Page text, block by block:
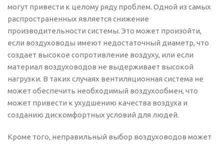
могут привести к целому ряду проблем. Одной из самых
распространенных является снижение
производительности системы. Это может произойти,
если воздуховоды имеют недостаточный диаметр, что
создает высокое сопротивление воздуху, или если
материал воздуховодов не выдерживает высокой
нагрузки. В таких случаях вентиляционная система не
может обеспечить необходимый воздухообмен, что
может привести к ухудшению качества воздуха и
созданию дискомфортных условий для людей.
Кроме того, неправильный выбор воздуховодов может